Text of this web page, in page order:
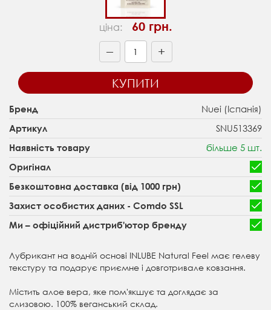
ціна: 60 грн.
— +
КУПИТИ
Бренд Nuei (Іспанія)
Артикул SNU513369
Наявність товару більше 5 шт.
Оригінал
Безкоштовна доставка (від 1000 грн)
Захист особистих даних - Comdo SSL
Ми – офіційний дистриб'ютор бренду
Лубрикант на водній основі INLUBE Natural Feel має гелеву
текстуру та подарує приємне і довготривале ковзання.
Містить алое вера, яке пом'якшує та доглядає за
слизовою. 100% веганський склад.